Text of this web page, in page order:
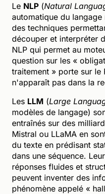
Le NLP (Natural
automatique du
des techniques
découper et interpréter
NLP qui permet au
question sur les «
traitement » porte sur le
n'apparaît pas dans la
Les LLM (Large
modèles de langage)
entraînés sur des
Mistral ou LLaMA en
du texte en prédisant
dans une séquence.
réponses fluides et
peuvent inventer des
phénomène appelé «